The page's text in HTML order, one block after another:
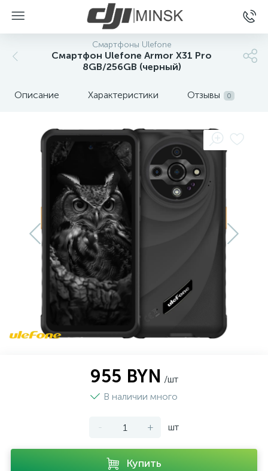
Смартфоны Ulefone
Смартфон Ulefone Armor X31 Pro
8GB/256GB (черный)
Описание Характеристики Отзывы 0
955 BYN /шт
В наличии много
- + шт
Купить